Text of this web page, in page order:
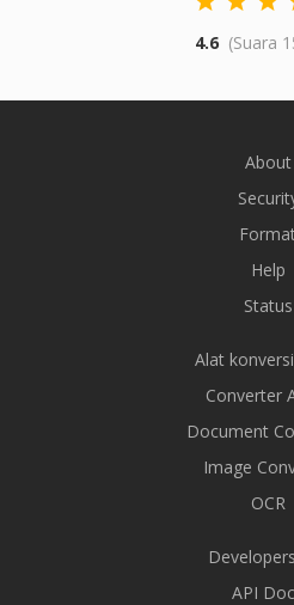
4.6 (Suara
About
Help
Status
Alat
Converter
Document
Image
OCR
API